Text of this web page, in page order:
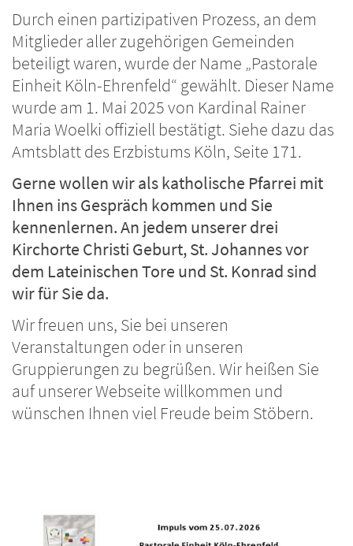
Durch einen partizipativen Prozess, an dem
Mitglieder aller zugehörigen Gemeinden
beteiligt waren, wurde der Name „Pastorale
Einheit Köln-Ehrenfeld“ gewählt. Dieser Name
wurde am 1. Mai 2025 von Kardinal Rainer
Maria Woelki offiziell bestätigt. Siehe dazu das
Amtsblatt des Erzbistums Köln, Seite 171.
Gerne wollen wir als katholische Pfarrei mit
Ihnen ins Gespräch kommen und Sie
kennenlernen. An jedem unserer drei
Kirchorte Christi Geburt, St. Johannes vor
dem Lateinischen Tore und St. Konrad sind
wir für Sie da.
Wir freuen uns, Sie bei unseren
Veranstaltungen oder in unseren
Gruppierungen zu begrüßen. Wir heißen Sie
auf unserer Webseite willkommen und
wünschen Ihnen viel Freude beim Stöbern.